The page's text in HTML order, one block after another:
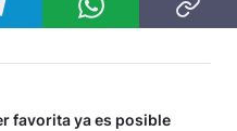
favorita ya es posible